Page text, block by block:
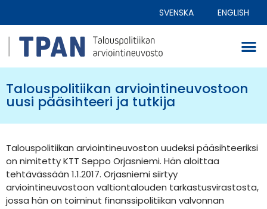
SVENSKA ENGLISH
Talouspolitiikan arviointineuvostoon
uusi pääsihteeri ja tutkija
Talouspolitiikan arviointineuvoston uudeksi pääsihteeriksi
on nimitetty KTT Seppo Orjasniemi. Hän aloittaa
tehtävässään 1.1.2017. Orjasniemi siirtyy
arviointineuvostoon valtiontalouden tarkastusvirastosta,
jossa hän on toiminut finanssipolitiikan valvonnan